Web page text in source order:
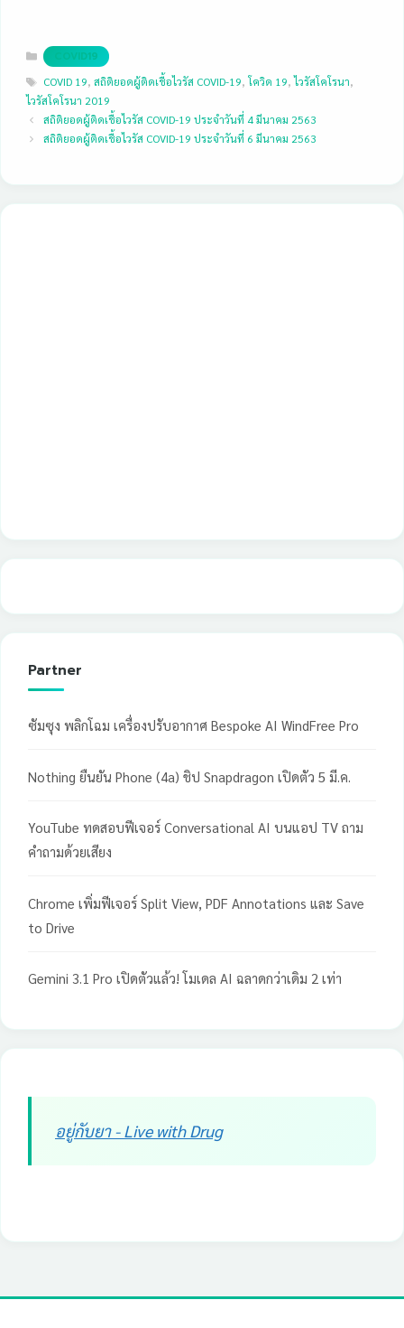
Categories
COVID19
Tags
COVID 19,สถิติยอดผู้ติดเชื้อไวรัส COVID-19,โควิด 19,ไวรัสโคโรนา,
ไวรัสโคโรนา 2019
สถิติยอดผู้ติดเชื้อไวรัส COVID-19 ประจำวันที่ 4 มีนาคม 2563
สถิติยอดผู้ติดเชื้อไวรัส COVID-19 ประจำวันที่ 6 มีนาคม 2563
Partner
ซัมซุง พลิกโฉม เครื่องปรับอากาศ Bespoke AI WindFree Pro
Nothing ยืนยัน Phone (4a) ชิป Snapdragon เปิดตัว 5 มี.ค.
YouTube ทดสอบฟีเจอร์ Conversational AI บนแอป TV ถาม
คำถามด้วยเสียง
Chrome เพิ่มฟีเจอร์ Split View, PDF Annotations และ Save
to Drive
Gemini 3.1 Pro เปิดตัวแล้ว! โมเดล AI ฉลาดกว่าเดิม 2 เท่า
อยู่กับยา - Live with Drug